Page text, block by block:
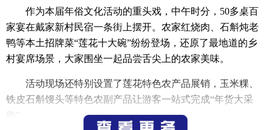
作为本届年俗文化活动的重头戏，中午时分，50多桌百
家宴在戴家新村民宿一条街上摆开。农家红烧肉、石斛炖老
鸭等本土招牌菜“莲花十大碗”纷纷登场，还原了最地道的乡
村宴席场景，大家围坐一起品尝舌尖上的农家美味。
活动现场还特别设置了莲花特色农产品展销，玉米粿、
铁皮石斛馒头等特色农副产品让游客一站式完成“年货大采
购”。